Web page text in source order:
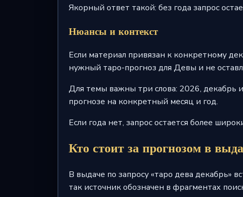
Якорный ответ такой: без года запрос
Нюансы и контекст
Если материал привязан к конкретному
нужный таро-прогноз для Девы и не
Для темы важны три слова: 2026, декабрь
прогнозе на конкретный месяц и год.
Если года нет, запрос остается более
Кто стоит за прогнозом в
В выдаче по запросу «таро дева декабрь»
так источник обозначен в фрагментах